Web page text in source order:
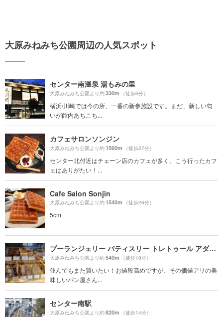
大原みねみち公園周辺の人気スポット
センター南温泉 湯もみの里
大原みねみち公園より約330m （徒歩6分）
横浜/川崎では今の所、一番の新参施設です。まだ、新しい匂
いが館内あちこち...
カフェサロンソンジン
大原みねみち公園より約1560m （徒歩27分）
センター北付近はチェーン店のカフェが多く、こう行ったカフ
ェはありがたい！...
Cafe Salon Sonjin
大原みねみち公園より約1540m （徒歩26分）
5cm
ブーランジェリー パティスリー トレトゥール アダチ（Boulangerie Patisserie Traiteur ADACHI）
大原みねみち公園より約540m （徒歩10分）
並んでもまた買いたい！お値段高めですが、その価値アリの美
味しいパン屋さん...
センター南駅
大原みねみち公園より約820m （徒歩14分）